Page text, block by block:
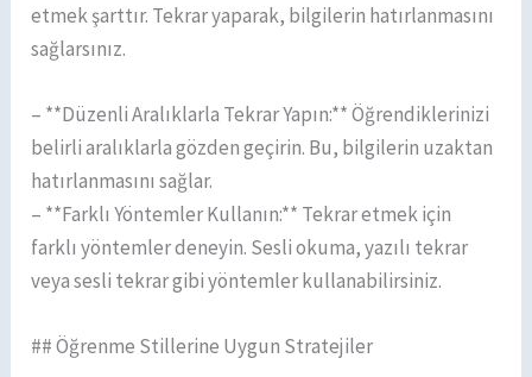
etmek şarttır. Tekrar yaparak, bilgilerin hatırlanmasını
sağlarsınız.
– **Düzenli Aralıklarla Tekrar Yapın:** Öğrendiklerinizi
belirli aralıklarla gözden geçirin. Bu, bilgilerin uzaktan
hatırlanmasını sağlar.
– **Farklı Yöntemler Kullanın:** Tekrar etmek için
farklı yöntemler deneyin. Sesli okuma, yazılı tekrar
veya sesli tekrar gibi yöntemler kullanabilirsiniz.
## Öğrenme Stillerine Uygun Stratejiler